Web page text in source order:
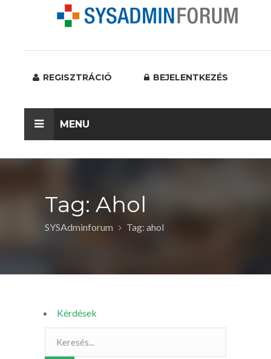
REGISZTRÁCIÓ BEJELENTKEZÉS
MENU
Tag: Ahol
SYSAdminforum Tag: ahol
Kérdések